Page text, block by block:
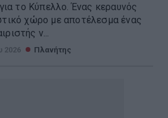
το Κύπελλο. Ένας κεραυνός
χώρο με αποτέλεσμα ένας
ν...
2026 Πλανήτης